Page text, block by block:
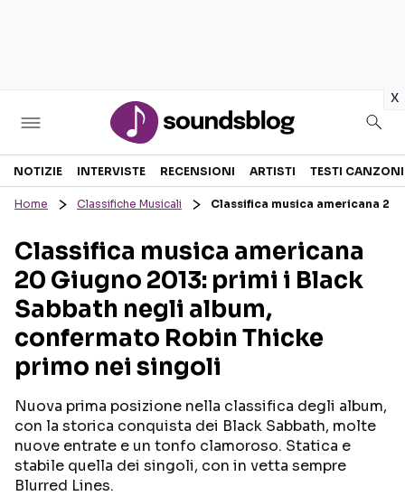
x
Sezioni
RECENSIONI MUSICALI
INTERVISTE
GOSSIP E CURIOSITÀ
TESTI CANZONI
TOUR ED EVENTI
TALENT SHOW
Seguici sui social
NOTIZIE INTERVISTE RECENSIONI ARTISTI TESTI CANZONI
Home Classifiche Musicali Classifica musica americana
Classifica musica americana
20 Giugno 2013: primi i Black
Sabbath negli album,
confermato Robin Thicke
primo nei singoli
Nuova prima posizione nella classifica degli album,
con la storica conquista dei Black Sabbath, molte
nuove entrate e un tonfo clamoroso. Statica e
stabile quella dei singoli, con in vetta sempre
Blurred Lines.